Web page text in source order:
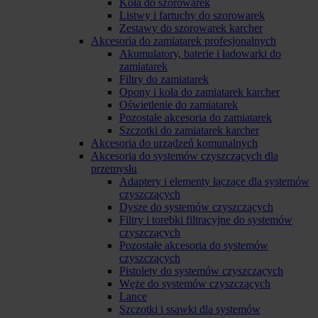
Koła do szorowarek
Listwy i fartuchy do szorowarek
Zestawy do szorowarek karcher
Akcesoria do zamiatarek profesjonalnych
Akumulatory, baterie i ładowarki do
zamiatarek
Filtry do zamiatarek
Opony i koła do zamiatarek karcher
Oświetlenie do zamiatarek
Pozostałe akcesoria do zamiatarek
Szczotki do zamiatarek karcher
Akcesoria do urządzeń komunalnych
Akcesoria do systemów czyszczących dla
przemysłu
Adaptery i elementy łączące dla systemów
czyszczących
Dysze do systemów czyszczących
Filtry i torebki filtracyjne do systemów
czyszczących
Pozostałe akcesoria do systemów
czyszczących
Pistolety do systemów czyszczących
Węże do systemów czyszczących
Lance
Szczotki i ssawki dla systemów